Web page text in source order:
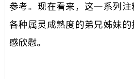
参考。现在看来，这一系列
各种属灵成熟度的弟兄姊妹
感欣慰。